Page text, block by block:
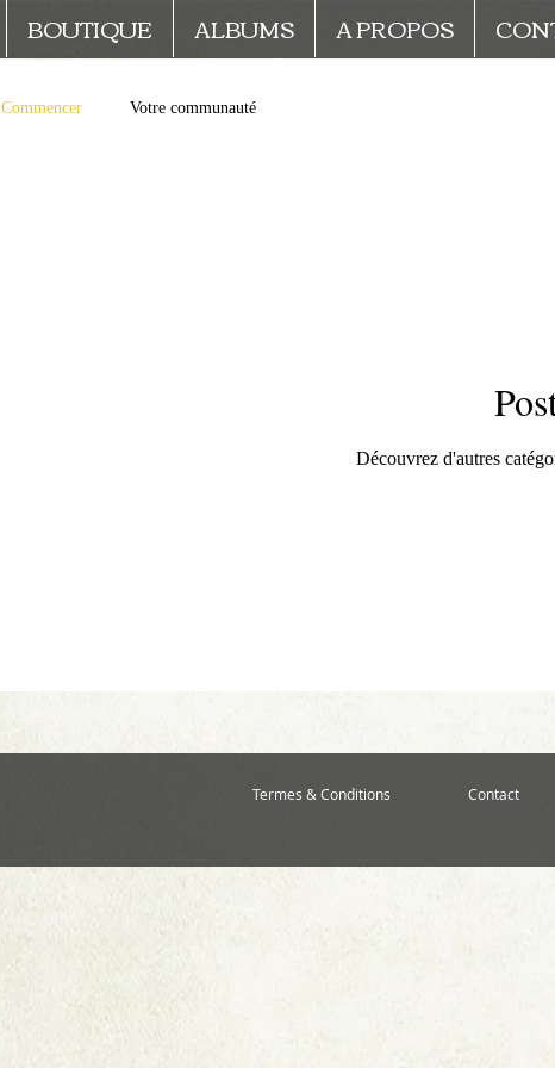
BOUTIQUE ALBUMS A PROPOS
Commencer Votre communauté
Découvrez d'autres
Termes & Conditions Contact